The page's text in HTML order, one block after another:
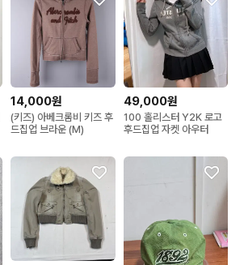
14,000원
(키즈) 아베크롬비 키즈 후
드집업 브라운 (M)
49,000원
100 홀리스터 Y2K 로고
후드집업 자켓 아우터